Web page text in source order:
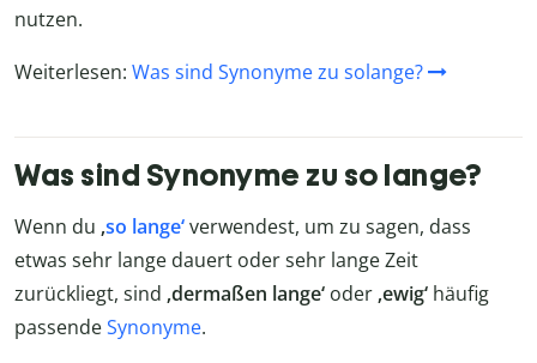
nutzen.
Weiterlesen: Was sind Synonyme zu solange?
Was sind Synonyme zu so lange?
Wenn du ‚so lange‘verwendest, um zu sagen, dass
etwas sehr lange dauert oder sehr lange Zeit
zurückliegt, sind ‚dermaßen lange‘ oder ‚ewig‘ häufig
passendeSynonyme.